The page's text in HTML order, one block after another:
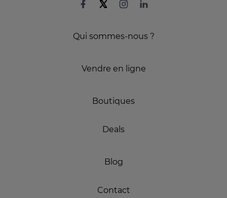
Qui sommes-nous ?
Vendre en ligne
Boutiques
Deals
Blog
Contact